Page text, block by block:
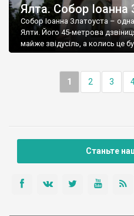
Ялта. Собор Іоанна
Собор Іоанна Златоуста –
Ялти. Його 45-метрова дзвіниця
майже звідусіль, а колись це
1 2 3
Станьте